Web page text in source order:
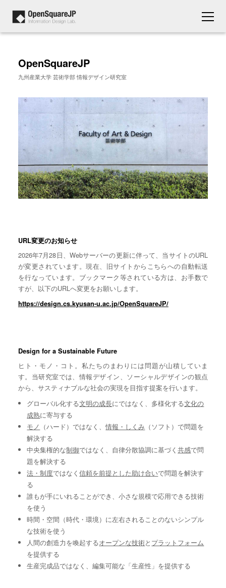
OpenSquareJP
九州産業大学 芸術学部 情報デザイン研究室
URL変更のお知らせ
2026年7月28日、Webサーバーの更新に伴って、当サイトのURL
が変更されています。現在、旧サイトからこちらへの自動転送
を行なっています。ブックマーク等されている方は、お手数で
すが、以下のURLへ変更をお願いします。
https://design.cs.kyusan-u.ac.jp/OpenSquareJP/
Design for a Sustainable Future
ヒト・モノ・コト。私たちのまわりには問題が山積していま
す。当研究室では、情報デザイン、ソーシャルデザインの観点
から、サスティナブルな社会の実現を目指す提案を行います。
グローバル化する文明の成長にではなく、多様化する文化の
成熟に寄与する
モノ （ハード）ではなく、情報・しくみ （ソフト）で問題を
解決する
中央集権的な制御ではなく、自律分散協調に基づく共感で問
題を解決する
法・制度ではなく信頼を前提とした助け合いで問題を解決す
る
誰もが手にいれることができ、小さな規模で応用できる技術
を使う
時間・空間（時代・環境）に左右されることのないシンプル
な技術を使う
人間の創造力を喚起するオープンな技術と プラットフォーム
を提供する
生産完成品ではなく、編集可能な「生産性」を提供する